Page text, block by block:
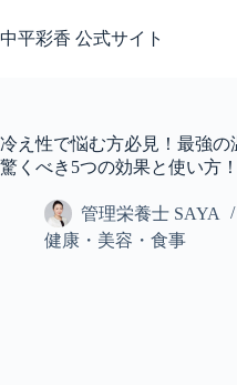
ン
ス
キ
中平彩香 公式サイト
冷え性で悩む方必見！最強
驚くべき5つの効果と使い方！
管理栄養士 SAYA
健康・美容・食事